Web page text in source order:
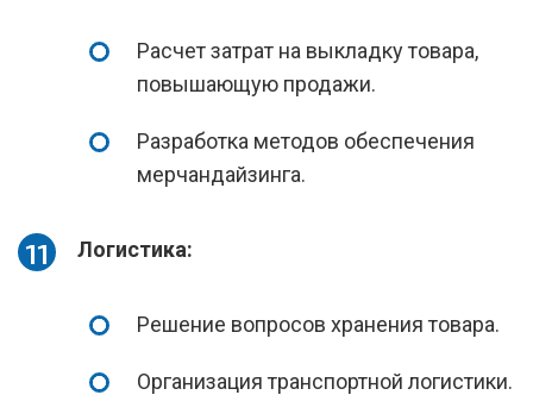
Расчет затрат на выкладку товара,
повышающую продажи.
Разработка методов обеспечения
мерчандайзинга.
Логистика:
Решение вопросов хранения товара.
Организация транспортной логистики.